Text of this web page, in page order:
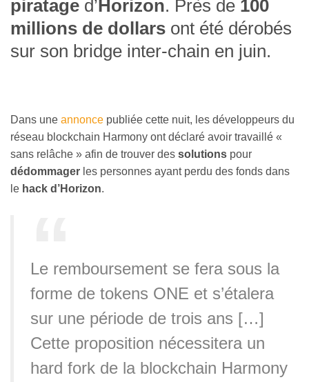
piratage d’Horizon. Près de 100
millions de dollars ont été dérobés
sur son bridge inter-chain en juin.
Dans une annonce publiée cette nuit, les développeurs du
réseau blockchain Harmony ont déclaré avoir travaillé «
sans relâche » afin de trouver des solutions pour
dédommager les personnes ayant perdu des fonds dans
le hack d’Horizon.
Le remboursement se fera sous la
forme de tokens ONE et s’étalera
sur une période de trois ans […]
Cette proposition nécessitera un
hard fork de la blockchain Harmony